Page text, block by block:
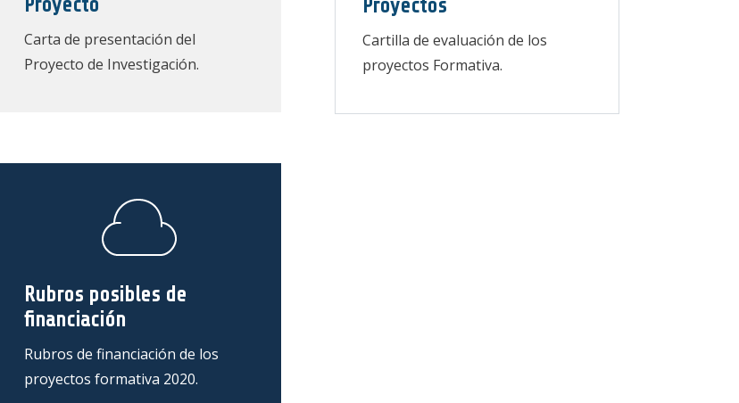
Proyecto
Carta de presentación del
Proyecto de Investigación.
Proyectos
Cartilla de evaluación de los
proyectos Formativa.
Rubros posibles de
financiación
Rubros de financiación de los
proyectos formativa 2020.